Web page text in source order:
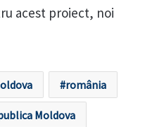
acest proiect, noi
românia
Moldova